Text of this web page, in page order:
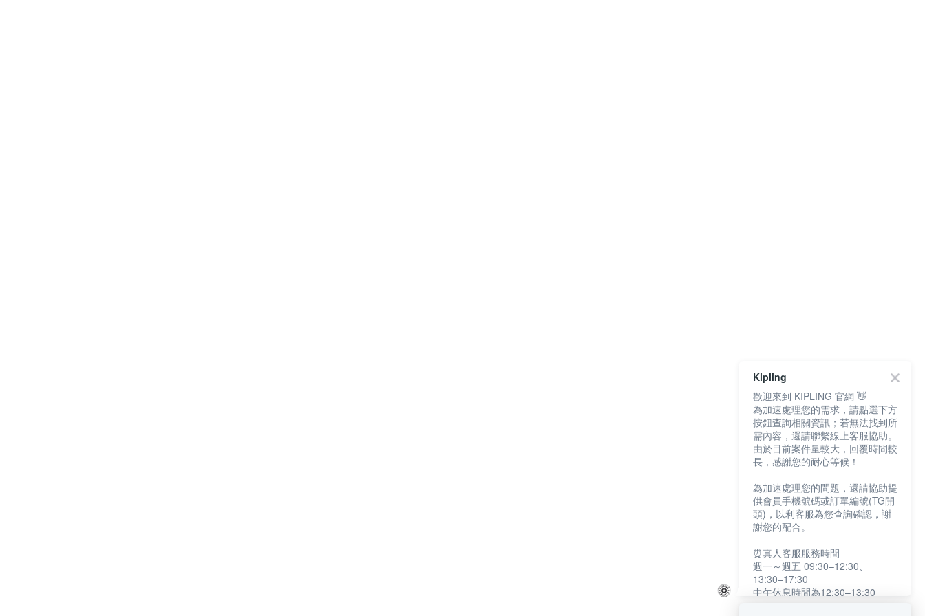
Kipling
歡迎來到 KIPLING 官網 👋
為加速處理您的需求，請點選下方
按鈕查詢相關資訊；若無法找到所
需內容，還請聯繫線上客服協助。
由於目前案件量較大，回覆時間較
長，感謝您的耐心等候！
為加速處理您的問題，還請協助提
供會員手機號碼或訂單編號(TG開
頭)，以利客服為您查詢確認，謝
謝您的配合。
⏰真人客服服務時間
週一～週五 09:30–12:30、
13:30–17:30
中午休息時間為12:30–13:30